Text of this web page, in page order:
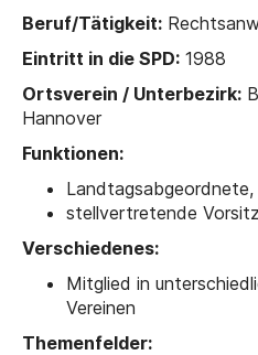
Beruf/Tätigkeit:
Eintritt in die SPD: 1988
Ortsverein / Unterbezirk:
Hannover
Funktionen:
Landtagsabgeordnete,
stellvertretende
Verschiedenes:
Mitglied in
Vereinen
Themenfelder: